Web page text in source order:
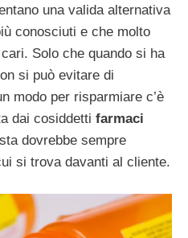
una valida alternativa
conosciuti e che molto
Solo che quando si ha
si può evitare di
modo per risparmiare c’è
dai cosiddetti farmaci
dovrebbe sempre
si trova davanti al cliente.